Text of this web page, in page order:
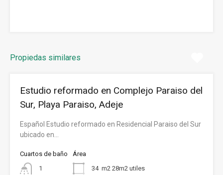
Propiedas similares
Estudio reformado en Complejo Paraiso del
Sur, Playa Paraiso, Adeje
Español Estudio reformado en Residencial Paraiso del Sur
ubicado en…
Cuartos de baño
1
Área
34 m2 28m2 utiles